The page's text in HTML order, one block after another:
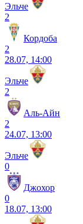
Эльче
2
Кордоба
2
28.07, 14:00
Эльче
2
Аль-Айн
2
24.07, 13:00
Эльче
0
Джохор
0
18.07, 13:00